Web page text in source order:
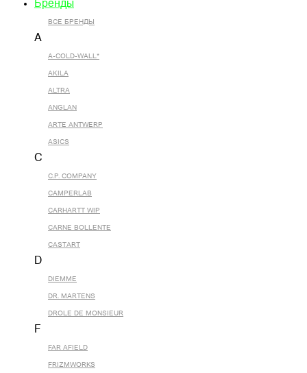
Бренды
ВСЕ БРЕНДЫ
A
A-COLD-WALL*
AKILA
ALTRA
ANGLAN
ARTE ANTWERP
ASICS
C
C.P. COMPANY
CAMPERLAB
CARHARTT WIP
CARNE BOLLENTE
CASTART
D
DIEMME
DR. MARTENS
DROLE DE MONSIEUR
F
FAR AFIELD
FRIZMWORKS